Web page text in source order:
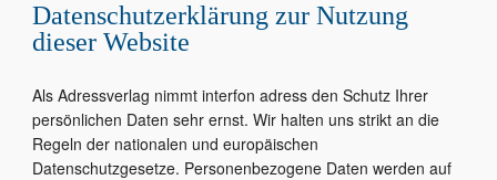
Datenschutzerklärung zur Nutzung
dieser Website
Als Adressverlag nimmt interfon adress den Schutz Ihrer
persönlichen Daten sehr ernst. Wir halten uns strikt an die
Regeln der nationalen und europäischen
Datenschutzgesetze. Personenbezogene Daten werden auf